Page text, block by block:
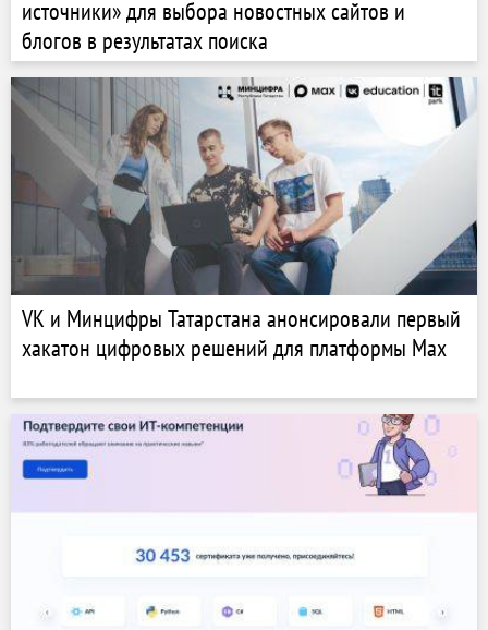
источники» для выбора новостных сайтов и
блогов в результатах поиска
VK и Минцифры Татарстана анонсировали первый
хакатон цифровых решений для платформы Max